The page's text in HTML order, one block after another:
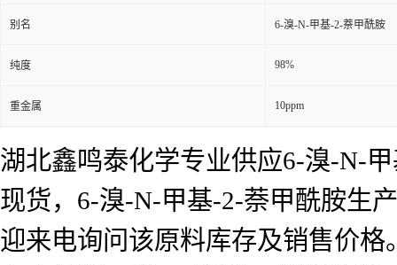
别名 6-溴-N-甲基-2-萘甲酰胺
纯度 98%
重金属 10ppm
湖北鑫鸣泰化学专业供应6-溴-N-
现货，6-溴-N-甲基-2-萘甲酰胺生
迎来电询问该原料库存及销售价格